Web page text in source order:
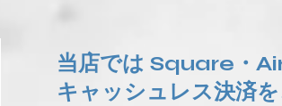
当店では Square・
キャッシュレス決済